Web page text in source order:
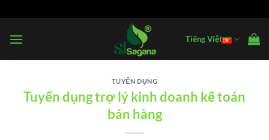
qua
nội
Tiếng Việt
TUYỂN DỤNG
Tuyển dụng trợ lý kinh doanh kế toán
bán hàng